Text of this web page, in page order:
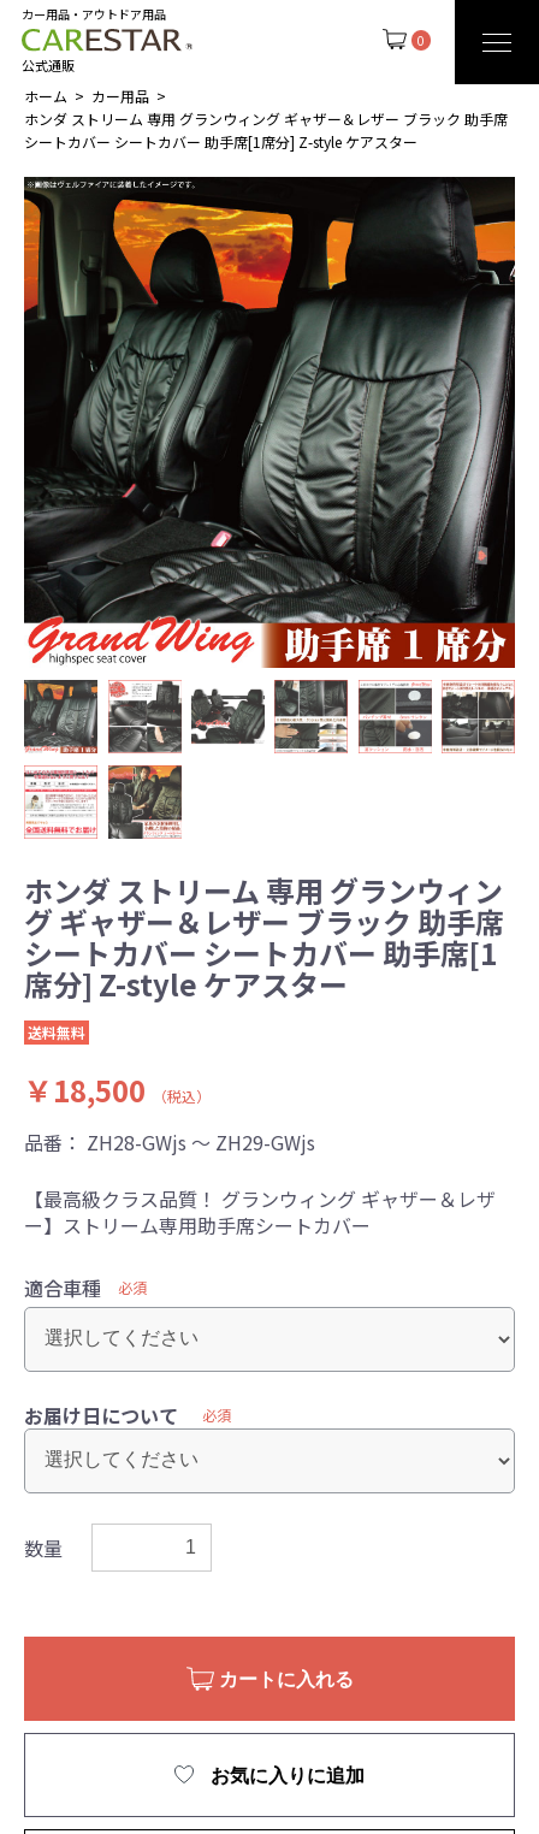
0
カー用品・アウトドア用品
公式通販
ホーム
カー用品
ホンダ ストリーム 専用 グランウィング ギャザー＆レザー ブラック 助手席
シートカバー シートカバー 助手席[1席分] Z-style ケアスター
ホンダ ストリーム 専用 グランウィン
グ ギャザー＆レザー ブラック 助手席
シートカバー シートカバー 助手席[1
席分] Z-style ケアスター
送料無料
￥18,500 （税込）
品番： ZH28-GWjs ～ ZH29-GWjs
【最高級クラス品質！ グランウィング ギャザー＆レザ
ー】ストリーム専用助手席シートカバー
適合車種 必須
お届け日について 必須
数量
カートに入れる
お気に入りに追加